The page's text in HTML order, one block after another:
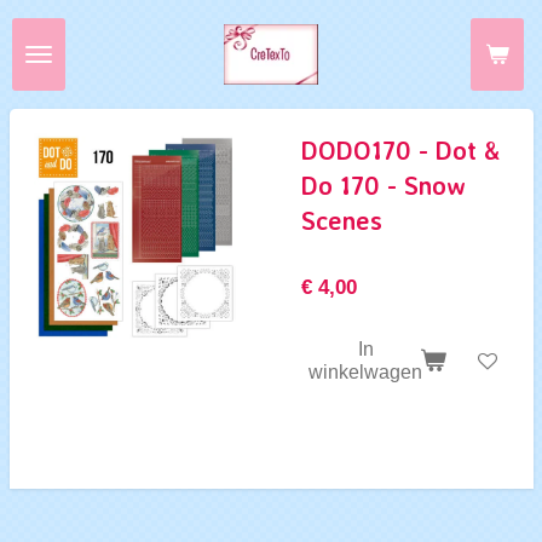
Ga
direct
de
hoofdinhoud
DODO170 - Dot &
Do 170 - Snow
Scenes
€ 4,00
In
winkelwagen